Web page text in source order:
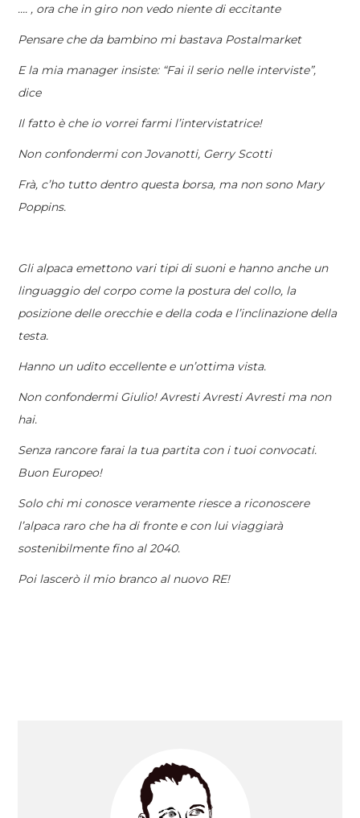
…. , ora che in giro non vedo niente di eccitante
Pensare che da bambino mi bastava Postalmarket
E la mia manager insiste: “Fai il serio nelle interviste”,
dice
Il fatto è che io vorrei farmi l’intervistatrice!
Non confondermi con Jovanotti, Gerry Scotti
Frà, c’ho tutto dentro questa borsa, ma non sono Mary
Poppins.
Gli alpaca emettono vari tipi di suoni e hanno anche un
linguaggio del corpo come la postura del collo, la
posizione delle orecchie e della coda e l’inclinazione della
testa.
Hanno un udito eccellente e un’ottima vista.
Non confondermi Giulio! Avresti Avresti Avresti ma non
hai.
Senza rancore farai la tua partita con i tuoi convocati.
Buon Europeo!
Solo chi mi conosce veramente riesce a riconoscere
l’alpaca raro che ha di fronte e con lui viaggiarà
sostenibilmente fino al 2040.
Poi lascerò il mio branco al nuovo RE!